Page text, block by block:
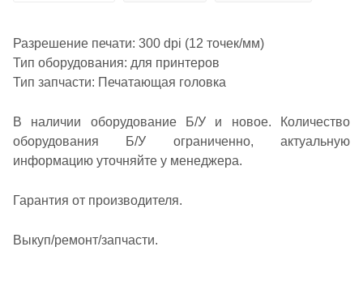
Разрешение печати: 300 dpi (12 точек/мм)
Тип оборудования: для принтеров
Тип запчасти: Печатающая головка
В наличии оборудование Б/У и новое. Количество
оборудования Б/У ограниченно, актуальную
информацию уточняйте у менеджера.
Гарантия от производителя.
Выкуп/ремонт/запчасти.